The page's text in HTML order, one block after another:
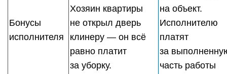
Бонусы
исполнителя
Хозяин квартиры
не открыл дверь
клинеру — он всё
равно платит
за уборку.
на объект.
Исполнителю
платят
за
часть работы